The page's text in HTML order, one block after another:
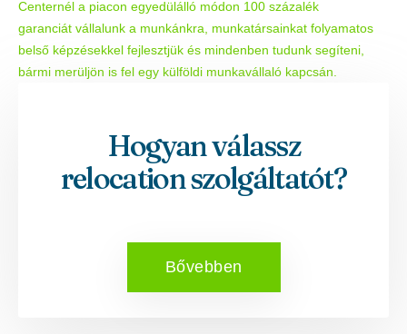
Hogyan válassz
relocation szolgáltatót?
Bővebben